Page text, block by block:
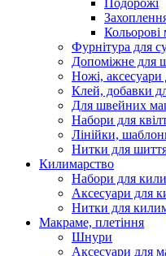
Кольорові
Фурнітура для
Допоміжне для
Ножі,
Клей, добавки
Для швейних
Набори для
Лінійки,
Нитки для
Килимарство
Набори для
Аксесуари для
Нитки для
Макраме, плетіння
Шнури
Аксесуари для